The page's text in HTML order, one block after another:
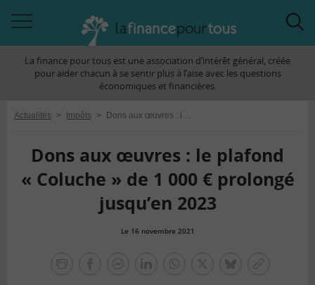
àLa finance pour tous est une association d’intérêt général, créée
pour aider chacun à se sentir plus à l’aise avec les questions
économiques et financières.
Actualités > Impôts > Dons aux œuvres : le plafond « Coluche » de 1 000 € prolongé jusqu’en 2023
Dons aux œuvres : le plafond
« Coluche » de 1 000 € prolongé
jusqu’en 2023
Le 16 novembre 2021